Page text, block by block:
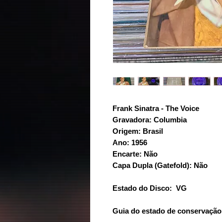
Frank Sinatra - The Voice
Gravadora: Columbia
Origem: Brasil
Ano: 1956
Encarte: Não
Capa Dupla (Gatefold): Não
Estado do Disco: VG
Guia do estado de